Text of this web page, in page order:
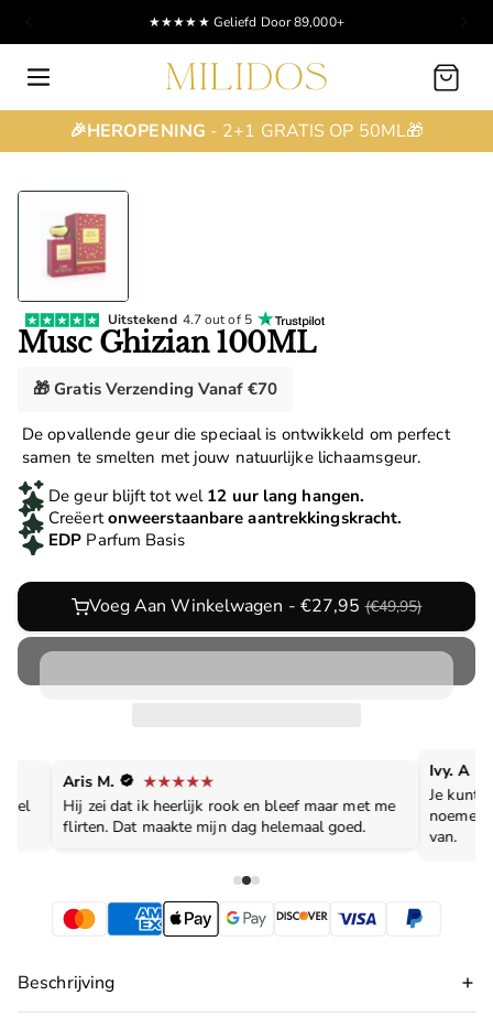
★★★★★ Geliefd Door 89,000+
Winkelwagen
🎉HEROPENING - 2+1 GRATIS OP 50ML🎁
Uitstekend 4.7 out of 5
Musc Ghizian 100ML
🎁 Gratis Verzending Vanaf €70
De opvallende geur die speciaal is ontwikkeld om perfect
samen te smelten met jouw natuurlijke lichaamsgeur.
De geur blijft tot wel 12 uur lang hangen.
Creëertonweerstaanbare aantrekkingskracht.
EDP Parfum Basis
Voeg Aan Winkelwagen - €27,95(€49,95)
Aris M.
Hij zei dat ik heerlijk rook en bleef maar met me
flirten. Dat maakte mijn dag helemaal goed.
Ivy. A
Je kunt
van.
Beschrijving